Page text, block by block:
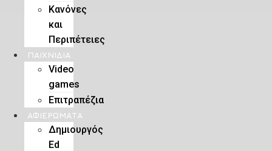
Kανόνες
και
Περιπέτειες
ΠΑΙΧΝΊΔΙΑ
Video
games
Επιτραπέζια
ΑΦΙΕΡΏΜΑΤΑ
Δημιουργός
Ed